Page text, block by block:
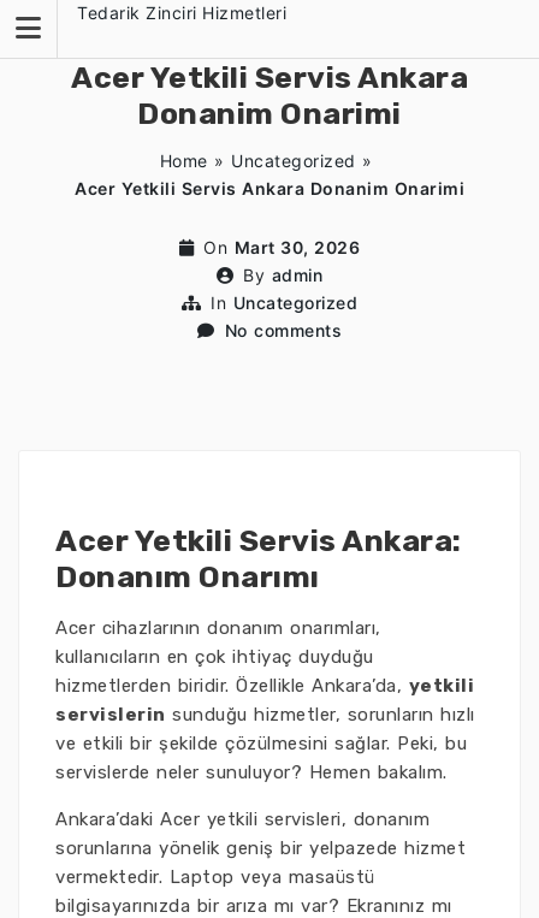
content
Tedarik Zinciri Hizmetleri
Acer Yetkili Servis Ankara
Donanim Onarimi
Home » Uncategorized »
Acer Yetkili Servis Ankara Donanim Onarimi
On Mart 30, 2026
By admin
In Uncategorized
No comments
Acer Yetkili Servis Ankara:
Donanım Onarımı
Acer cihazlarının donanım onarımları,
kullanıcıların en çok ihtiyaç duyduğu
hizmetlerden biridir. Özellikle Ankara’da, yetkili
servislerin sunduğu hizmetler, sorunların hızlı
ve etkili bir şekilde çözülmesini sağlar. Peki, bu
servislerde neler sunuluyor? Hemen bakalım.
Ankara’daki Acer yetkili servisleri, donanım
sorunlarına yönelik geniş bir yelpazede hizmet
vermektedir. Laptop veya masaüstü
bilgisayarınızda bir arıza mı var? Ekranınız mı